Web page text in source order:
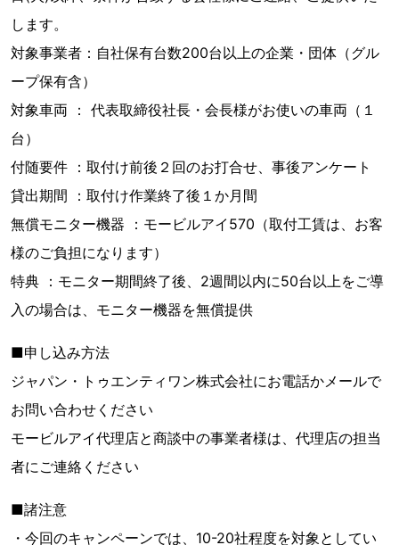
します。
対象事業者：自社保有台数200台以上の企業・団体（グル
ープ保有含）
対象車両 ： 代表取締役社長・会長様がお使いの車両（１
台）
付随要件 ：取付け前後２回のお打合せ、事後アンケート
貸出期間 ：取付け作業終了後１か月間
無償モニター機器 ：モービルアイ570（取付工賃は、お客
様のご負担になります）
特典 ：モニター期間終了後、2週間以内に50台以上をご導
入の場合は、モニター機器を無償提供
■申し込み方法
ジャパン・トゥエンティワン株式会社にお電話かメールで
お問い合わせください
モービルアイ代理店と商談中の事業者様は、代理店の担当
者にご連絡ください
■諸注意
・今回のキャンペーンでは、10-20社程度を対象としてい